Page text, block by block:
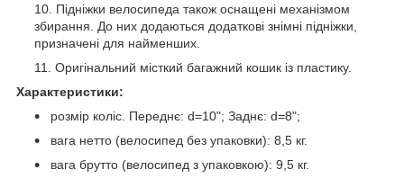
Підніжки велосипеда також оснащені механізмом
збирання. До них додаються додаткові знімні підніжки,
призначені для найменших.
Оригінальний місткий багажний кошик із пластику.
Характеристики:
розмір коліс. Переднє: d=10"; Заднє: d=8";
вага нетто (велосипед без упаковки): 8,5 кг.
вага брутто (велосипед з упаковкою): 9,5 кг.